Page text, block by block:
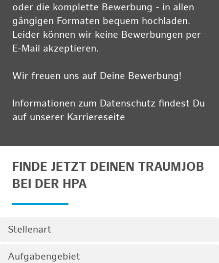
oder die komplette Bewerbung - in allen
gängigen Formaten bequem hochladen.
Leider können wir keine Bewerbungen per
E-Mail akzeptieren.
Wir freuen uns auf Deine Bewerbung!
Informationen zum Datenschutz findest Du
auf unserer Karriereseite
FINDE JETZT DEINEN TRAUMJOB
BEI DER HPA
Stellenart
Aufgabengebiet